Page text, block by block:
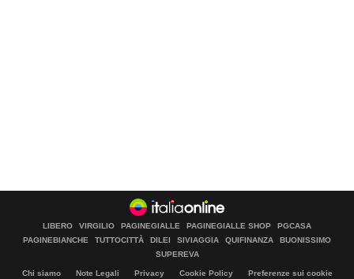
LIBERO VIRGILIO PAGINEGIALLE PAGINEGIALLE SHOP
PGCASA
PAGINEBIANCHE
TUTTOCITTÀ DILEI SIVIAGGIA QUIFINANZA
BUONISSIMO
SUPEREVA
Chi siamo Note Legali Privacy Cookie Policy Preferenze sui cookie